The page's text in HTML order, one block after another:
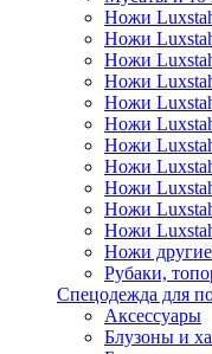
Ножи
Ножи
Ножи
Ножи
Ножи
Ножи
Ножи
Ножи
Ножи
Ножи
Ножи
Ножи другие
Рубаки,
Спецодежда для
Аксессуары
Блузоны и